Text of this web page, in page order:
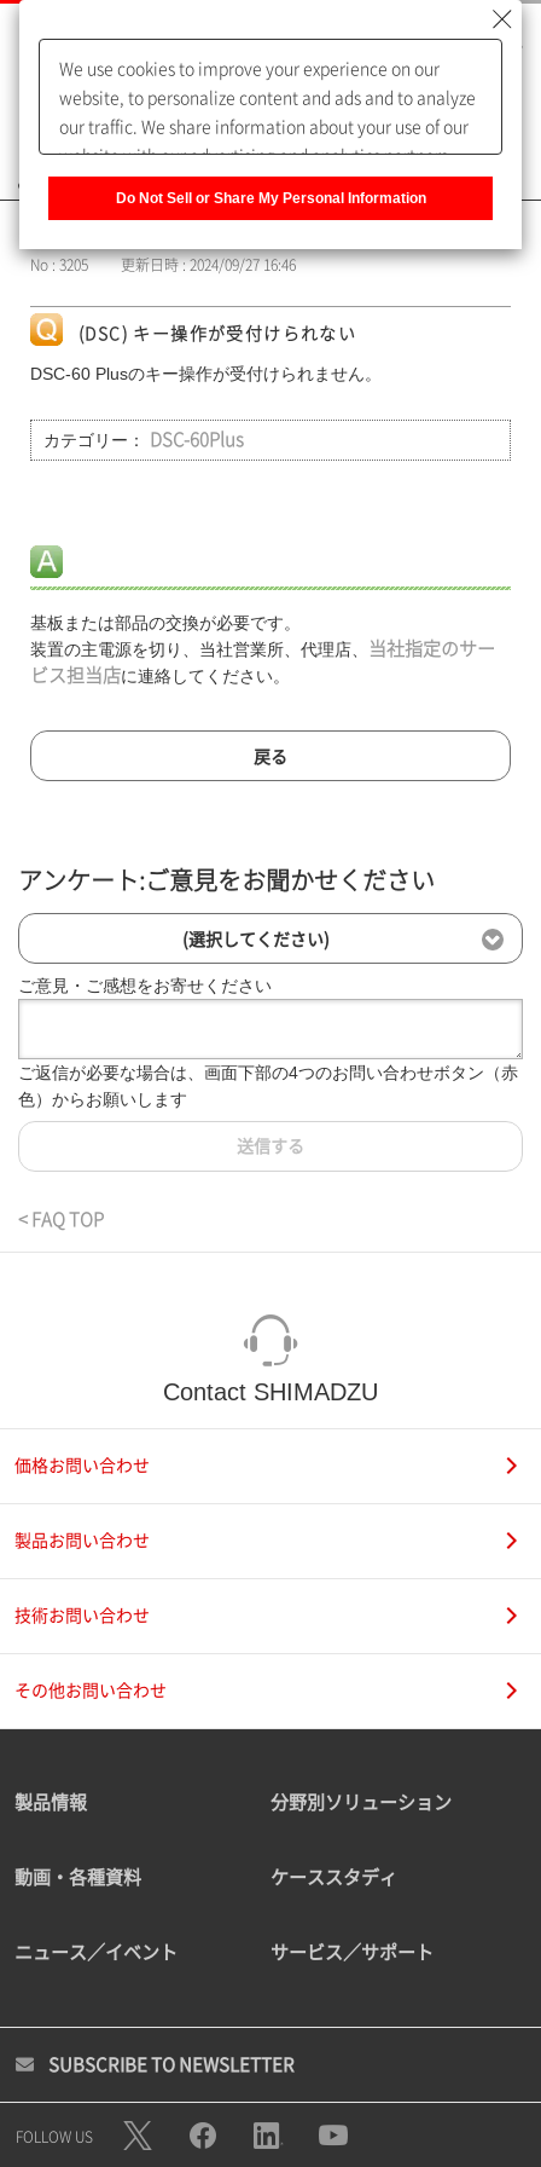
よくあるご質問（FAQ）
No : 3205 更新日時 : 2024/09/27 16:46
(DSC) キー操作が受付けられない
DSC-60 Plusのキー操作が受付けられません。
カテゴリー： DSC-60Plus
基板または部品の交換が必要です。
装置の主電源を切り、当社営業所、代理店、
当社指定のサー
ビス担当店に連絡してください。
戻る
アンケート:ご意見をお聞かせください
(選択してください)
ご意見・ご感想をお寄せください
ご返信が必要な場合は、画面下部の4つのお問い合わせボタン（赤
色）からお願いします
送信する
< FAQ TOP
Contact SHIMADZU
価格お問い合わせ
製品お問い合わせ
技術お問い合わせ
その他お問い合わせ
製品情報 分野別ソリューション
動画・各種資料 ケーススタディ
ニュース／イベント サービス／サポート
SUBSCRIBE TO NEWSLETTER
FOLLOW US
We use cookies to improve your experience on our
website, to personalize content and ads and to analyze
our traffic. We share information about your use of our
website with our advertising and analytics partners,
of our sharing information about you with our partners.
Information] to customize your cookie settings on our
Do Not Sell or Share My Personal Information